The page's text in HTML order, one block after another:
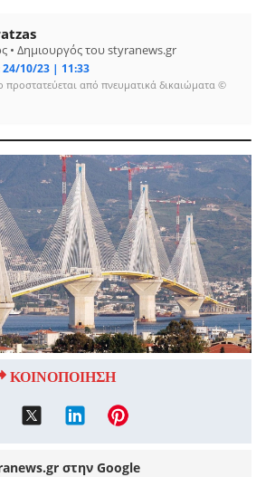
• Δημιουργός του styranews.gr
10/23 | 11:33
προστατεύεται από πνευματικά δικαιώματα ©
ΚΟΙΝΟΠΟΙΗΣΗ
στην Google